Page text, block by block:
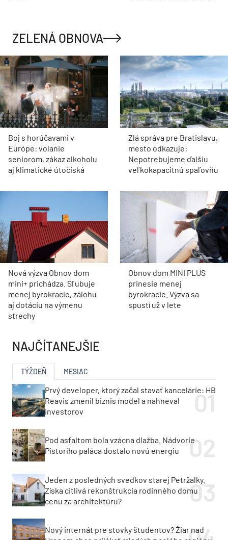
ZELENÁ OBNOVA
Boj s horúčavami v
Európe: volanie
seniorom, zákaz alkoholu
aj klimatické útočiská
Zlá správa pre Bratislavu,
mesto odkazuje:
Nepotrebujeme ďalšiu
veľkokapacitnú spaľovňu
Nová výzva Obnov dom
mini+ prichádza. Sľubuje
menej byrokracie, zálohu
aj dotáciu na výmenu
strechy
Obnov dom MINI PLUS
prinesie menej
byrokracie. Výzva sa
spustí už v lete
NAJČÍTANEJŠIE
TÝŽDEŇ MESIAC
Prvý developer, ktorý začal stavať kancelárie: HB
Reavis zmenil biznis model a nahneval
investorov
Pod asfaltom bola vzácna dlažba. Nádvorie
Pistoriho paláca dostalo novú energiu
Jeden z posledných svedkov starej Petržalky.
Získa citlivá rekonštrukcia rodinného domu
cenu za architektúru?
Nový internát pre stovky študentov? Žiar nad